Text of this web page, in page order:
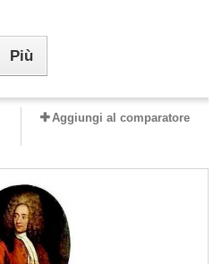
Più
Aggiungi al comparatore